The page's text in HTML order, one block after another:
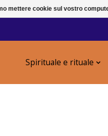
Spirituale e rituale
mettere cookie sul vostro